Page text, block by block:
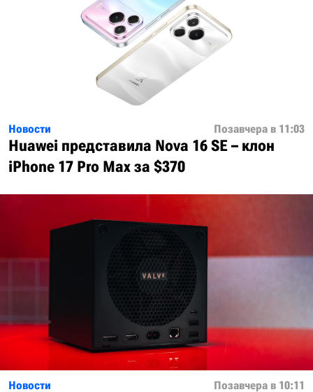
Новости Позавчера в 11:03
Huawei представила Nova 16 SE – клон
iPhone 17 Pro Max за $370
Новости Позавчера в 10:11